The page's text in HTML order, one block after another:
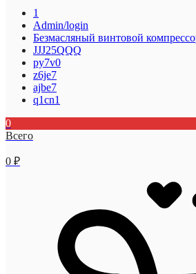
1
Admin/login
Безмасляный винтовой
JJJ25QQQ
py7v0
z6je7
ajbe7
q1cn1
0
Всего
0 ₽